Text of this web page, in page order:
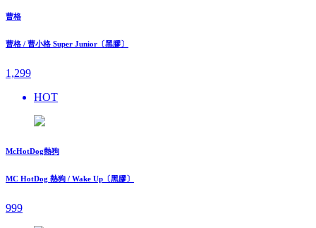
曹格
曹格 / 曹小格 Super Junior〔黑膠〕
1,299
HOT
McHotDog熱狗
MC HotDog 熱狗 / Wake Up〔黑膠〕
999